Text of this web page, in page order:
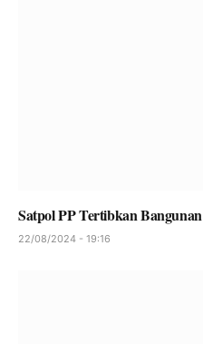
Satpol PP Tertibkan
22/08/2024 - 19:16